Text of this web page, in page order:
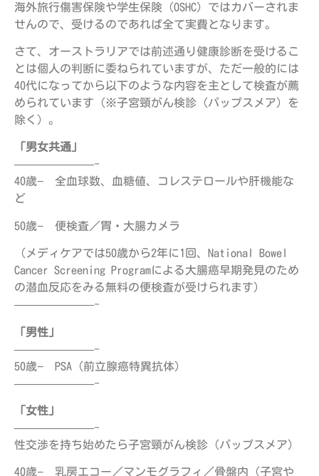
海外旅行傷害保険や学生保険（OSHC）ではカバーされま
せんので、受けるのであれば全て実費となります。
さて、オーストラリアでは前述通り健康診断を受けるこ
とは個人の判断に委ねられていますが、ただ一般的には
40代になってから以下のような内容を主として検査が薦
められています（※子宮頸がん検診（パップスメア）を
除く）。
「男女共通」
———————-
40歳− 全血球数、血糖値、コレステロールや肝機能な
ど
50歳− 便検査／胃・大腸カメラ
（メディケアでは50歳から2年に1回、National Bowel
Cancer Screening Programによる大腸癌早期発見のため
の潜血反応をみる無料の便検査が受けられます）
———————-
「男性」
———————-
50歳− PSA（前立腺癌特異抗体）
———————-
「女性」
———————-
性交渉を持ち始めたら子宮頸がん検診（パップスメア）
40歳− 乳房エコー／マンモグラフィ／骨盤内（子宮や